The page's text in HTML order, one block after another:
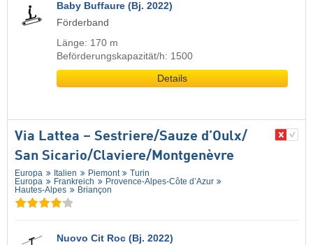
Baby Buffaure (Bj. 2022)
Förderband
Länge: 170 m
Beförderungskapazität/h: 1500
Details
Via Lattea – Sestriere/​Sauze d’Oulx/​
San Sicario/​Claviere/​Montgenèvre
Europa Italien Piemont
Turin
Europa
Frankreich
Provence-Alpes-Côte d’Azur
Hautes-Alpes
Briançon
Nuovo Cit Roc (Bj. 2022)